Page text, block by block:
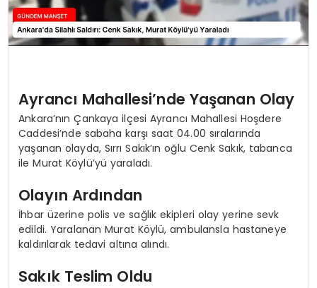
Ayrancı Mahallesi’nde Yaşanan Olay
Ankara’nın Çankaya ilçesi Ayrancı Mahallesi Hoşdere
Caddesi’nde sabaha karşı saat 04.00 sıralarında
yaşanan olayda, Sırrı Sakık’ın oğlu Cenk Sakık, tabanca
ile Murat Köylü’yü yaraladı.
Olayın Ardından
İhbar üzerine polis ve sağlık ekipleri olay yerine sevk
edildi. Yaralanan Murat Köylü, ambulansla hastaneye
kaldırılarak tedavi altına alındı.
Sakık Teslim Oldu